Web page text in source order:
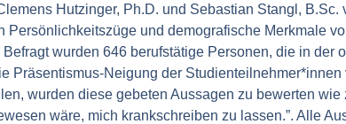
Hutzinger, Ph.D. und Sebastian Stangl, B.Sc.
Persönlichkeitszüge und demografische Merkmale
wurden 646 berufstätige Personen, die in der
Präsentismus-Neigung der
wurden diese gebeten Aussagen zu bewerten wie
wäre, mich krankschreiben zu lassen.”. Alle